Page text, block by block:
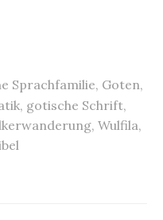
Sprachfamilie, Goten,
, gotische Schrift,
, Wulfila,